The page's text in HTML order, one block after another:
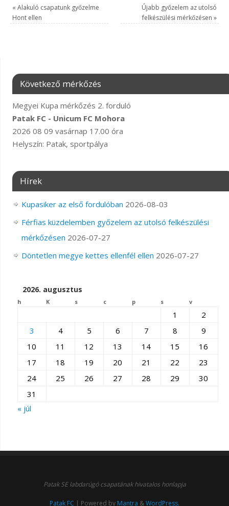
« Alakuló csapatunk győzelme
Hont ellen
Újabb győzelem az utolsó
felkészülési mérkőzésen »
Következő mérkőzés
Megyei Kupa mérkőzés 2. forduló
Patak FC - Unicum FC Mohora
2026 08 09 vasárnap 17.00 óra
Helyszín: Patak, sportpálya
Hírek
Kupasiker az első fordulóban 2026-08-03
Férfias küzdelemben győzelem az utolsó felkészülési
mérkőzésen 2026-07-27
Döntetlen megye kettes ellenfél ellen 2026-07-27
2026. augusztus
h K s c p s v
1
2
3
4 5 6 7 8
9
10
11 12 13 14 15
16
17
18 19 20 21 22
23
24
25 26 27 28 29
30
31
« júl
Patak SE labdarúgó csapatának hivatalos honlapja
Patak FC | Powered by Mantra &WordPress.